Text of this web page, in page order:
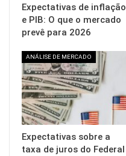
Expectativas de inflação
e PIB: O que o mercado
prevê para 2026
ANÁLISE DE MERCADO
Expectativas sobre a
taxa de juros do Federal